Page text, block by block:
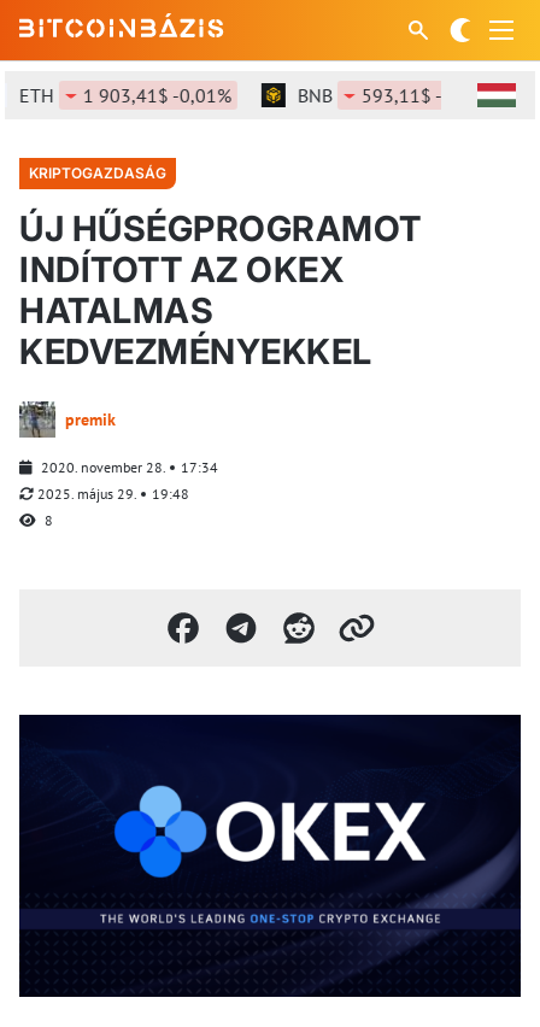
1 903,41$ -0,01% BNB 593,11$ -0,17%
KRIPTOGAZDASÁG
ÚJ HŰSÉGPROGRAMOT
INDÍTOTT AZ OKEX
HATALMAS
KEDVEZMÉNYEKKEL
premik
2020. november 28.
17:34
2025. május 29.
19:48
8